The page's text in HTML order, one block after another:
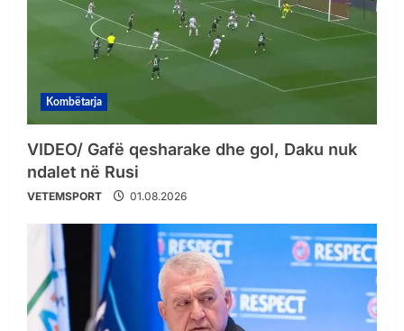
Kombëtarja
VIDEO/ Gafë qesharake dhe gol, Daku nuk
ndalet në Rusi
VETEMSPORT 01.08.2026